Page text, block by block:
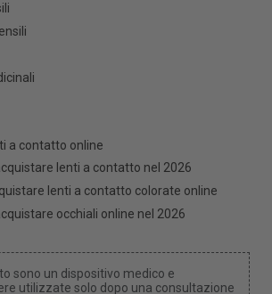
a contatto online
lenti a contatto nel 2026
lenti a contatto colorate online
occhiali online nel 2026
sono un dispositivo medico e
utilizzate solo dopo una consultazione